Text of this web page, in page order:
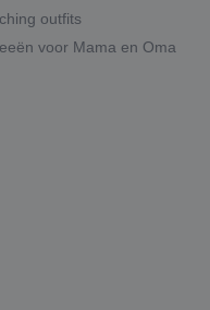
outfits
voor Mama en Oma